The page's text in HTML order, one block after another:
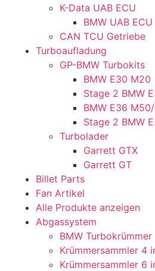
K-Data UAB ECU
BMW UAB ECU
CAN TCU Getriebe
Turboaufladung
GP-BMW Turbokits
BMW E30 M20
Stage 2 BMW
BMW E36
Stage 2 BMW
Turbolader
Garrett GTX
Garrett GT
Billet Parts
Fan Artikel
Alle Produkte anzeigen
Abgassystem
BMW Turbokrümmer
Krümmersammler 4
Krümmersammler 6